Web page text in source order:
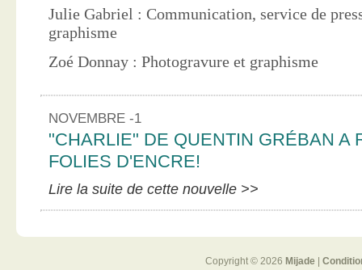
Julie Gabriel : Communication, service de
graphisme
Zoé Donnay : Photogravure et graphisme
NOVEMBRE -1
"CHARLIE" DE QUENTIN GRÉBAN A
FOLIES D'ENCRE!
Lire la suite de cette nouvelle >>
Copyright © 2026 Mijade|